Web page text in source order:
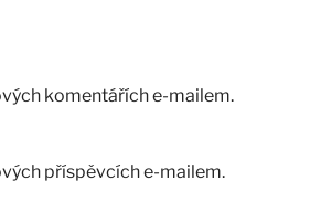
komentářích e-mailem.
příspěvcích e-mailem.